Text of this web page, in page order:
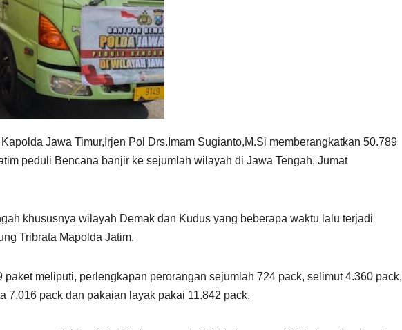
Jawa Timur,Irjen Pol Drs.Imam Sugianto,M.Si memberangkatkan 50.789
peduli Bencana banjir ke sejumlah wilayah di Jawa Tengah, Jumat
khususnya wilayah Demak dan Kudus yang beberapa waktu lalu terjadi
Tribrata Mapolda Jatim.
meliputi, perlengkapan perorangan sejumlah 724 pack, selimut 4.360 pack,
7.016 pack dan pakaian layak pakai 11.842 pack.